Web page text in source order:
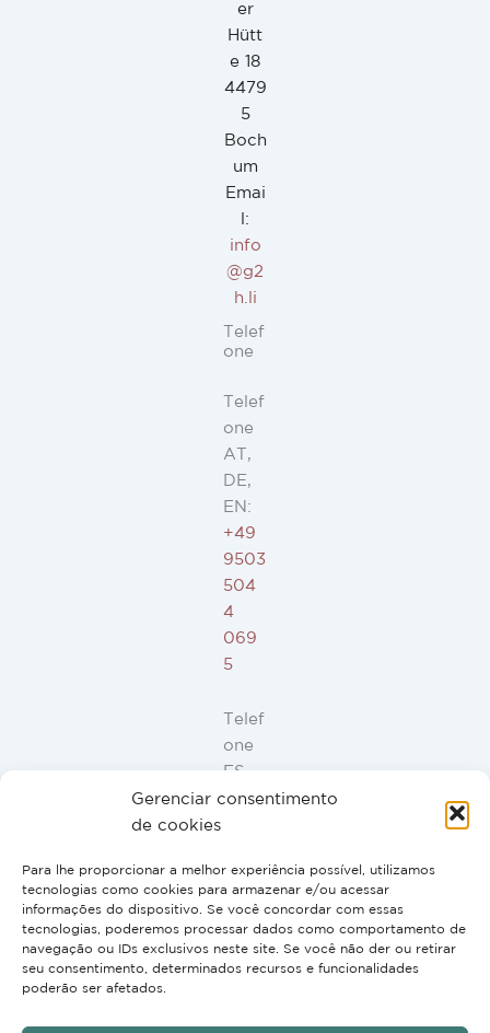
Gerenciar consentimento
de cookies
Para lhe proporcionar a melhor experiência possível, utilizamos
tecnologias como cookies para armazenar e/ou acessar
informações do dispositivo. Se você concordar com essas
tecnologias, poderemos processar dados como comportamento de
navegação ou IDs exclusivos neste site. Se você não der ou retirar
seu consentimento, determinados recursos e funcionalidades
poderão ser afetados.
er
Hütt
e 18
4479
5
Boch
um
Emai
l:
info
@g2
h.li
Telef
one
Telef
one
AT,
DE,
EN:
+49
9503
504
4
069
5
Telef
one
ES,
FR,
+34
946
44